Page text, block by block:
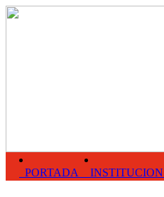
PORTADA INSTITUCION